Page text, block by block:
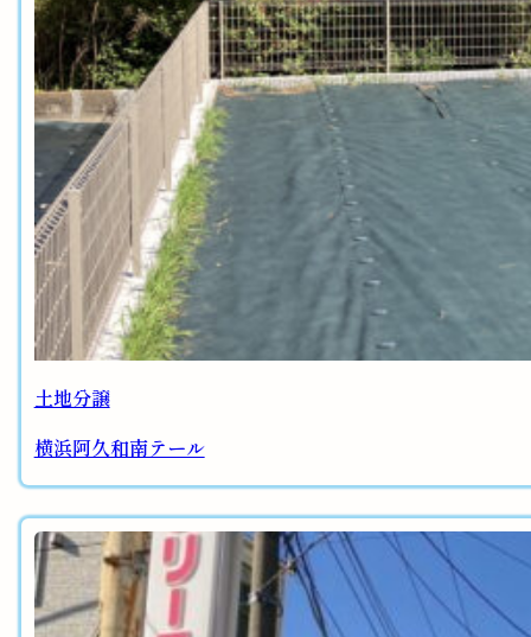
土地分譲
横浜阿久和南テール